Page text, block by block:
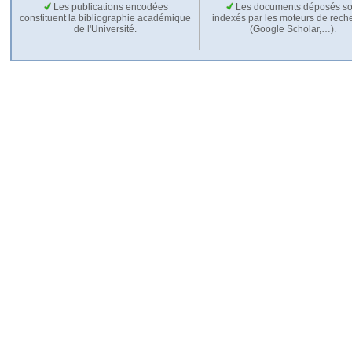
Les publications encodées
constituent la bibliographie académique
de l'Université.
Les documents déposés
indexés par les moteurs de
(Google Scholar,…).